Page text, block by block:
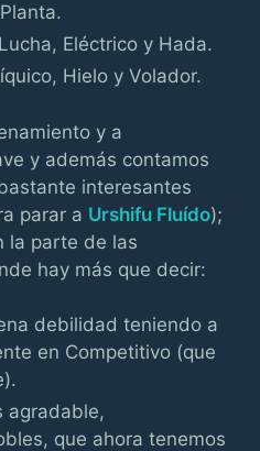
Eléctrico y Hada.
Hielo y Volador.
y a
y además contamos
interesantes
parar a Urshifu Fluído);
la parte de las
hay más que decir:
debilidad teniendo a
en Competitivo (que
agradable,
que ahora tenemos